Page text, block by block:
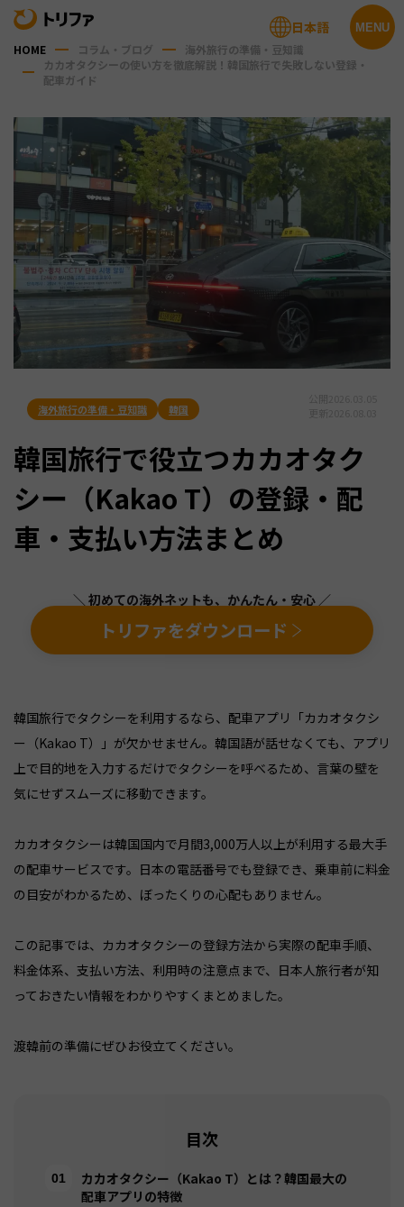
MENU
日本語
HOME コラム・ブログ
海外旅行の準備・豆知識
カカオタクシーの使い方を徹底解説！韓国旅行で失敗しない登録・
配車ガイド
海外旅行の準備・豆知識 韓国
韓国旅行で役立つカカオタク
シー（Kakao T）の登録・配
車・支払い方法まとめ
＼ 初めての海外ネットも、かんたん・安心 ／
トリファをダウンロード
韓国旅行でタクシーを利用するなら、配車アプリ「カカオタクシ
ー（Kakao T）」が欠かせません。韓国語が話せなくても、アプリ
上で目的地を入力するだけでタクシーを呼べるため、言葉の壁を
気にせずスムーズに移動できます。
カカオタクシーは韓国国内で月間3,000万人以上が利用する最大手
の配車サービスです。日本の電話番号でも登録でき、乗車前に料金
の目安がわかるため、ぼったくりの心配もありません。
この記事では、カカオタクシーの登録方法から実際の配車手順、
料金体系、支払い方法、利用時の注意点まで、日本人旅行者が知
っておきたい情報をわかりやすくまとめました。
渡韓前の準備にぜひお役立てください。
目次
カカオタクシー（Kakao T）とは？韓国最大の
配車アプリの特徴